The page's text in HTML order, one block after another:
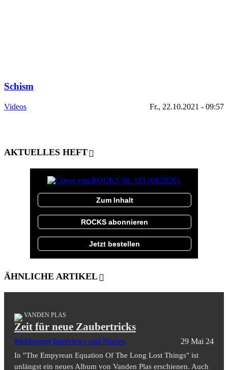
Schism
Videos Fr., 22.10.2021 - 09:57
AKTUELLES HEFT
Zum Inhalt
ROCKS abonnieren
Jetzt bestellen
ÄHNLICHE ARTIKEL
VANDEN PLAS
Zeit für neue Zaubertricks
Meldungen Interviews und Stories 29 Mai 24
In "The Empyrean Equation Of The Long Lost Things" ist
unlängst ein neues Album von Vanden Plas erschienen. Auch